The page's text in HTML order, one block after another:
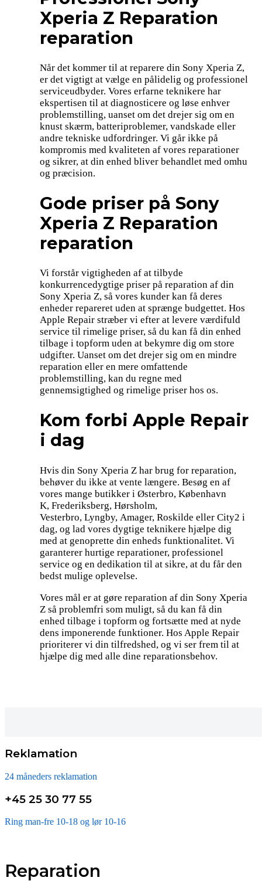
Xperia Z Reparation
reparation
Når det kommer til at reparere din Sony Xperia Z,
er det vigtigt at vælge en pålidelig og professionel
serviceudbyder. Vores erfarne teknikere har
ekspertisen til at diagnosticere og løse enhver
problemstilling, uanset om det drejer sig om en
knust skærm, batteriproblemer, vandskade eller
andre tekniske udfordringer. Vi går ikke på
kompromis med kvaliteten af vores reparationer
og sikrer, at din enhed bliver behandlet med omhu
og præcision.
Gode priser på Sony
Xperia Z Reparation
reparation
Vi forstår vigtigheden af at tilbyde
konkurrencedygtige priser på reparation af din
Sony Xperia Z, så vores kunder kan få deres
enheder repareret uden at sprænge budgettet. Hos
Apple Repair stræber vi efter at levere værdifuld
service til rimelige priser, så du kan få din enhed
tilbage i topform uden at bekymre dig om store
udgifter. Uanset om det drejer sig om en mindre
reparation eller en mere omfattende
problemstilling, kan du regne med
gennemsigtighed og rimelige priser hos os.
Kom forbi Apple Repair
i dag
Hvis din Sony Xperia Z har brug for reparation,
behøver du ikke at vente længere. Besøg en af
vores mange butikker i Østerbro, København
K, Frederiksberg, Hørsholm,
Vesterbro, Lyngby, Amager, Roskilde eller City2 i
dag, og lad vores dygtige teknikere hjælpe dig
med at genoprette din enheds funktionalitet. Vi
garanterer hurtige reparationer, professionel
service og en dedikation til at sikre, at du får den
bedst mulige oplevelse.
Vores mål er at gøre reparation af din Sony Xperia
Z så problemfri som muligt, så du kan få din
enhed tilbage i topform og fortsætte med at nyde
dens imponerende funktioner. Hos Apple Repair
prioriterer vi din tilfredshed, og vi ser frem til at
hjælpe dig med alle dine reparationsbehov.
Reklamation
24 måneders reklamation
+45 25 30 77 55
Ring man-fre 10-18 og lør 10-16
Reparation